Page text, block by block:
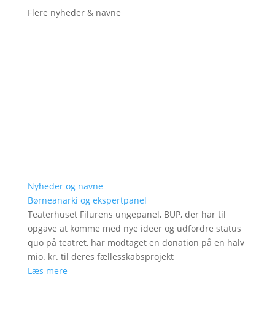
Flere nyheder & navne
Nyheder og navne
Børneanarki og ekspertpanel
Teaterhuset Filurens ungepanel, BUP, der har til
opgave at komme med nye ideer og udfordre status
quo på teatret, har modtaget en donation på en halv
mio. kr. til deres fællesskabsprojekt
Læs mere